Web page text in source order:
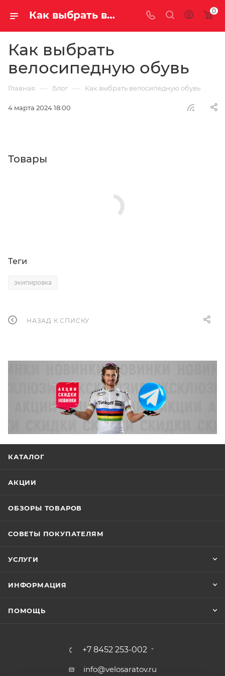
Как выбрать велосипедную обувь | Блог 0
Как выбрать
велосипедную обувь
Главная — Блог — Как выбрать велосипедную обувь
4 марта 2024 18:00
Товары
Теги
экипировка
НАЗАД К СПИСКУ
КАТАЛОГ
АКЦИИ
ОБЗОРЫ ТОВАРОВ
СОВЕТЫ ПОКУПАТЕЛЯМ
УСЛУГИ
ИНФОРМАЦИЯ
ПОМОЩЬ
+7 8452 253-002
info@velosaratov.ru